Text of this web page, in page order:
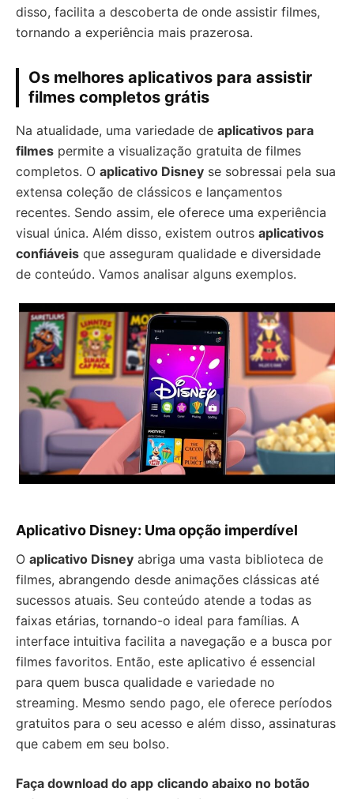
disso, facilita a descoberta de onde assistir filmes,
tornando a experiência mais prazerosa.
Os melhores aplicativos para assistir
filmes completos grátis
Na atualidade, uma variedade de aplicativos para
filmes permite a visualização gratuita de filmes
completos. O aplicativo Disney se sobressai pela sua
extensa coleção de clássicos e lançamentos
recentes. Sendo assim, ele oferece uma experiência
visual única. Além disso, existem outros aplicativos
confiáveis que asseguram qualidade e diversidade
de conteúdo. Vamos analisar alguns exemplos.
Aplicativo Disney: Uma opção imperdível
O aplicativo Disney abriga uma vasta biblioteca de
filmes, abrangendo desde animações clássicas até
sucessos atuais. Seu conteúdo atende a todas as
faixas etárias, tornando-o ideal para famílias. A
interface intuitiva facilita a navegação e a busca por
filmes favoritos. Então, este aplicativo é essencial
para quem busca qualidade e variedade no
streaming. Mesmo sendo pago, ele oferece períodos
gratuitos para o seu acesso e além disso, assinaturas
que cabem em seu bolso.
Faça download do app clicando abaixo no botão